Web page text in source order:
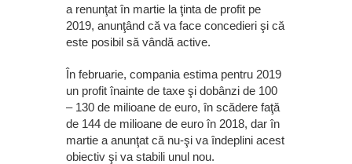
a renunţat în martie la ţinta de profit pe
2019, anunţând că va face concedieri şi că
este posibil să vândă active.
În februarie, compania estima pentru 2019
un profit înainte de taxe şi dobânzi de 100
– 130 de milioane de euro, în scădere faţă
de 144 de milioane de euro în 2018, dar în
martie a anunţat că nu-şi va îndeplini acest
obiectiv şi va stabili unul nou.